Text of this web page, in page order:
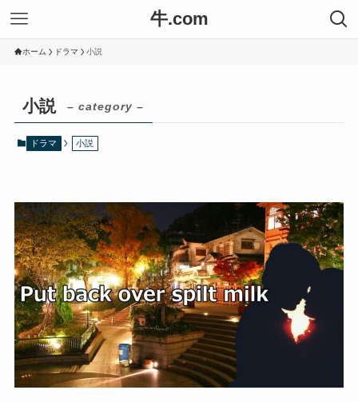
牛.com
ホーム ドラマ 小説
小説 – category –
ドラマ 小説